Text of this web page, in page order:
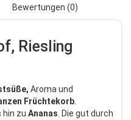
Bewertungen (0)
Riesling
Aroma und
Früchtekorb
hin zu Ananas . Die gut durch